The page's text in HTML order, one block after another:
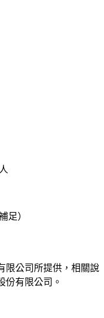
足）
限公司所提供，相關說
份有限公司。